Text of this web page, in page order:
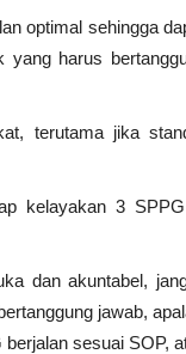
optimal sehingga
yang harus
terutama jika
kelayakan 3
dan akuntabel,
jawab,
sesuai SOP,